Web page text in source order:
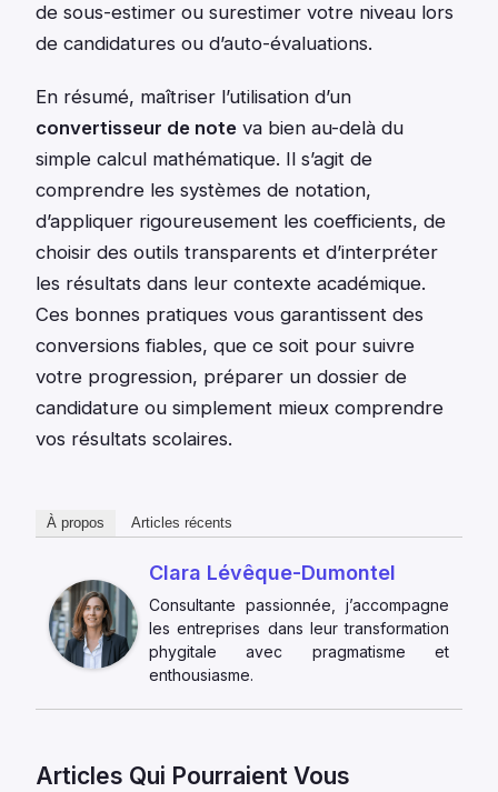
de sous-estimer ou surestimer votre niveau lors
de candidatures ou d’auto-évaluations.
En résumé, maîtriser l’utilisation d’un
convertisseur de note va bien au-delà du
simple calcul mathématique. Il s’agit de
comprendre les systèmes de notation,
d’appliquer rigoureusement les coefficients, de
choisir des outils transparents et d’interpréter
les résultats dans leur contexte académique.
Ces bonnes pratiques vous garantissent des
conversions fiables, que ce soit pour suivre
votre progression, préparer un dossier de
candidature ou simplement mieux comprendre
vos résultats scolaires.
À propos Articles récents
Clara Lévêque-Dumontel
Consultante passionnée, j’accompagne
les entreprises dans leur transformation
phygitale avec pragmatisme et
enthousiasme.
Articles Qui Pourraient Vous